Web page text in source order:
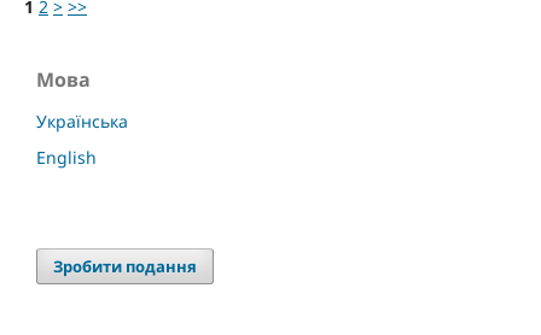
1 2 > >>
Мова
Українська
English
Зробити подання